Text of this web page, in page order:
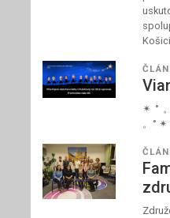
✴ °
。° ✴